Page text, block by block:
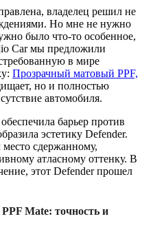
владелец решил не
Но мне не нужно
было что-то особенное,
Car мы предложили
в мире
Прозрачный матовый PPF,
но и полностью
автомобиля.
барьер против
эстетику Defender.
сдержанному,
атласному оттенку. В
этот Defender прошел
Mate: точность и